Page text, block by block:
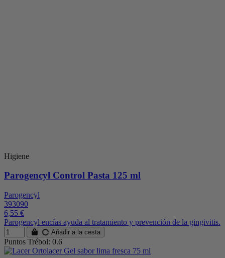
Higiene
Parogencyl Control Pasta 125 ml
Parogencyl
393090
6,55 €
Parogencyl encías ayuda al tratamiento y prevención de la gingivitis.
Añadir a la cesta
Puntos Trébol: 0.6